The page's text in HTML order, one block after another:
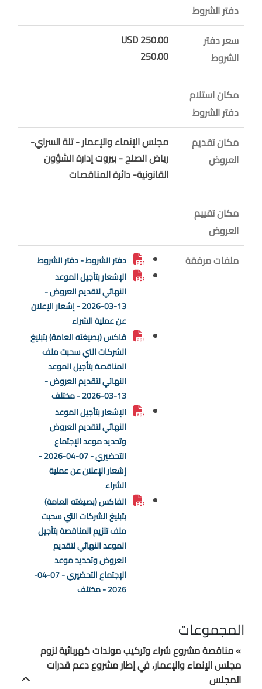
دفتر الشروط
سعر دفتر
الشروط
250.00 USD
250.00
مكان استلام
دفتر الشروط
مكان تقديم
العروض
مجلس الإنماء والإعمار - تلة السراي-
رياض الصلح - بيروت إدارة الشؤون
القانونية- دائرة المناقصات
مكان تقييم
العروض
ملفات مرفقة
دفتر الشروط - دفتر الشروط
الإشعار بتأجيل الموعد
النهائي لتقديم العروض -
13-03-2026 - إشعار الإعلان
عن عملية الشراء
فاكس (بصيغته العامة) بتبليغ
الشركات التي سحبت ملف
المناقصة بتأجيل الموعد
النهائي لتقديم العروض -
13-03-2026 - مختلف
الإشعار بتأجيل الموعد
النهائي لتقديم العروض
وتحديد موعد الإجتماع
التحضيري - 07-04-2026 -
إشعار الإعلان عن عملية
الشراء
الفاكس (بصيغته العامة)
بتبليغ الشركات التي سحبت
ملف تلزيم المناقصة بتأجيل
الموعد النهائي لتقديم
العروض وتحديد موعد
الإجتماع التحضيري - 07-04-
2026 - مختلف
المجموعات
» مناقصة مشروع شراء وتركيب مولدات كهربائية لزوم
مجلس الإنماء والإعمار، في إطار مشروع دعم قدرات
المجلس